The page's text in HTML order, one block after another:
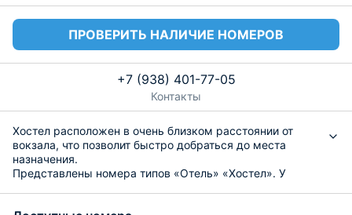
ПРОВЕРИТЬ НАЛИЧИЕ НОМЕРОВ
+7 (938) 401-77-05
Контакты
Хостел расположен в очень близком расстоянии от
вокзала, что позволит быстро добраться до места
назначения.
Представлены номера типов «Отель» «Хостел». У